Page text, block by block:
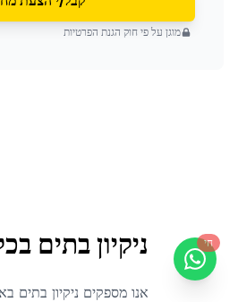
מוגן על פי חוק הגנת הפרטיות
ניקיון בתים
אנו מספקים ניקיון בתים
חי